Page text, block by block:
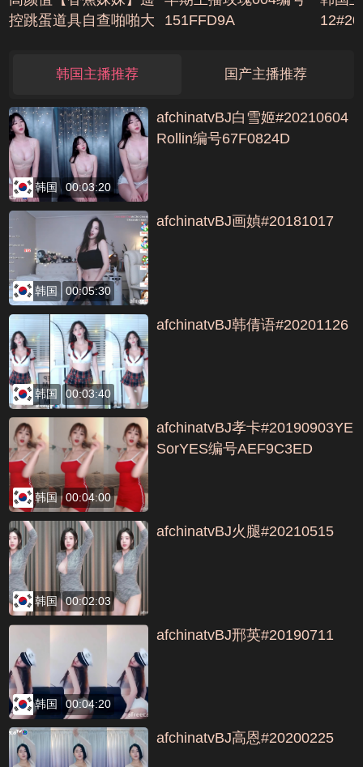
控跳蛋道具自查啪啪大
号69A18930
151FFD9A
韩国主播推荐 国产主播推荐
韩国 00:03:20
afchinatvBJ白雪姬#20210604
Rollin编号67F0824D
韩国 00:05:30
afchinatvBJ画媜#20181017
韩国 00:03:40
afchinatvBJ韩倩语#20201126
韩国 00:04:00
afchinatvBJ孝卡#20190903YE
SorYES编号AEF9C3ED
韩国 00:02:03
afchinatvBJ火腿#20210515
韩国 00:04:20
afchinatvBJ邢英#20190711
afchinatvBJ高恩#20200225